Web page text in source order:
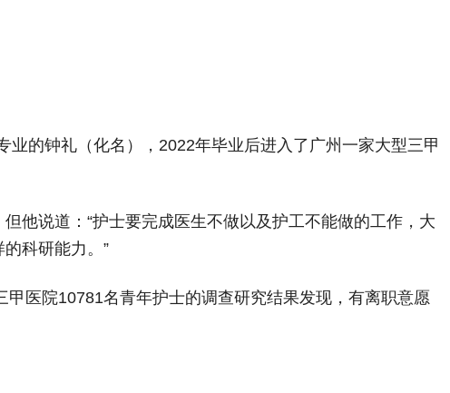
的钟礼（化名），2022年毕业后进入了广州一家大型三甲
他说道：“护士要完成医生不做以及护工不能做的工作，大
科研能力。”
医院10781名青年护士的调查研究结果发现，有离职意愿